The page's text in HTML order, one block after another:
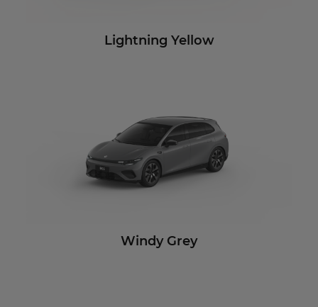
Lightning Yellow
Windy Grey